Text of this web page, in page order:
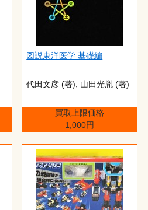
図説東洋医学 基礎編
代田文彦 (著),‎ 山田光胤 (著)
買取上限価格
1,000円